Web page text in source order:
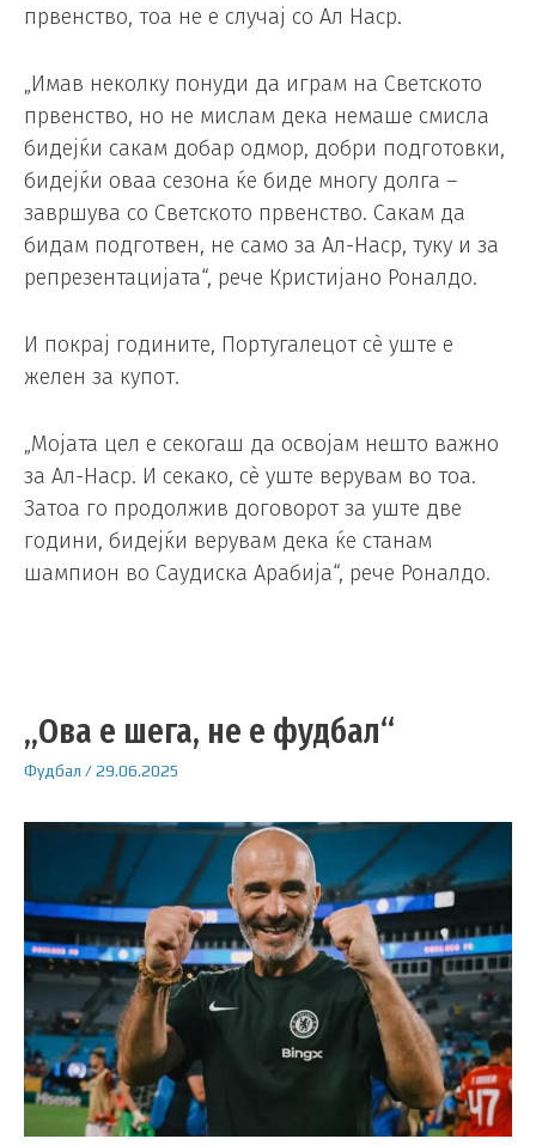
првенство, тоа не е случај со Ал Наср.
„Имав неколку понуди да играм на Светското
првенство, но не мислам дека немаше смисла
бидејќи сакам добар одмор, добри подготовки,
бидејќи оваа сезона ќе биде многу долга –
завршува со Светското првенство. Сакам да
бидам подготвен, не само за Ал-Наср, туку и за
репрезентацијата“, рече Кристијано Роналдо.
И покрај годините, Португалецот сè уште е
желен за купот.
„Мојата цел е секогаш да освојам нешто важно
за Ал-Наср. И секако, сè уште верувам во тоа.
Затоа го продолжив договорот за уште две
години, бидејќи верувам дека ќе станам
шампион во Саудиска Арабија“, рече Роналдо.
„Ова е шега, не е фудбал“
Фудбал /29.06.2025